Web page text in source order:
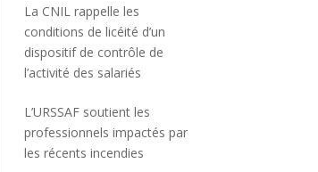
La CNIL rappelle les
conditions de licéité d’un
dispositif de contrôle de
l’activité des salariés
L’URSSAF soutient les
professionnels impactés par
les récents incendies